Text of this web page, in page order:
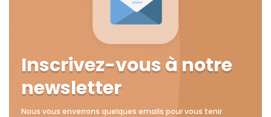
Inscrivez-vous à notre
newsletter
Nous vous enverrons quelques emails pour vous tenir